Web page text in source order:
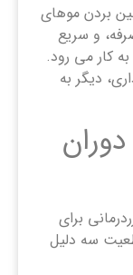
بردن موهای
و سریع
کار می رود.
دیگر به
برای
سه دلیل